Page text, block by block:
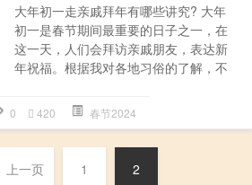
大年初一走亲戚拜年有哪些讲究? 大年
初一是春节期间最重要的日子之一，在
这一天，人们会拜访亲戚朋友，表达新
年祝福。根据我对各地习俗的了解，不
0 420 春节2024
上一页 1 2